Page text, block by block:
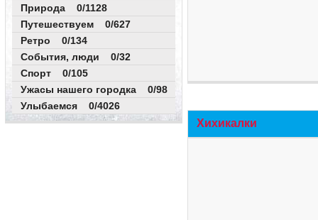
Природа 0/1128
Путешествуем 0/627
Ретро 0/134
События, люди 0/32
Спорт 0/105
Ужасы нашего городка 0/98
Улыбаемся 0/4026
Хихикалки